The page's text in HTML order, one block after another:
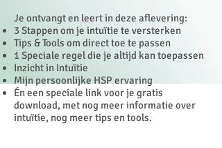
Je ontvangt en leert in deze aflevering:
3 Stappen om je intuïtie te versterken
Tips & Tools om direct toe te passen
1 Speciale regel die je altijd kan toepassen
Inzicht in Intuïtie
Mijn persoonlijke HSP ervaring
Én een speciale link voor je gratis
download, met nog meer informatie over
intuïtie, nog meer tips en tools.